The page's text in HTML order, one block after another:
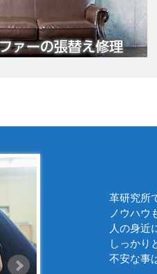
革研究所
ノウハウ
人の身近
しっかり
不安な事